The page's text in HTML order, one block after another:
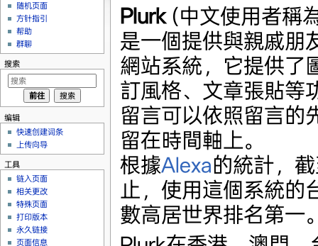
Plurk(中文使用者稱
是一個提供與親戚朋
網站系統，它提供了
訂風格、文章張貼等
留言可以依照留言的
留在時間軸上。
根據Alexa的統計，
止，使用這個系統的
數高居世界排名第一
随机页面
方针指引
帮助
群聊
搜索
编辑
快速创建词条
上传向导
工具
链入页面
相关更改
特殊页面
打印版本
永久链接
页面信息